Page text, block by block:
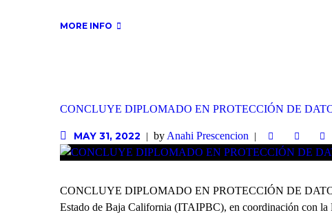
MORE INFO
CONCLUYE DIPLOMADO EN PROTECCIÓN DE
MAY 31, 2022 by Anahi Prescencion
CONCLUYE DIPLOMADO EN PROTECCIÓN DE DATOS
Estado de Baja California (ITAIPBC), en coordinación con la